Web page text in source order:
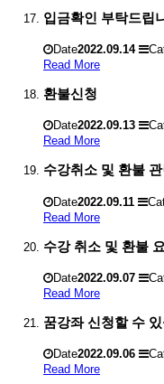
입금확인 부탁드립
Date2022.09.14
Read More
환불신청
Date2022.09.13
Read More
수강취소 및 환불
Date2022.09.11
Read More
수강 취소 및 환불
Date2022.09.07
Read More
꿈강좌 신청할 수
Date2022.09.06
Read More